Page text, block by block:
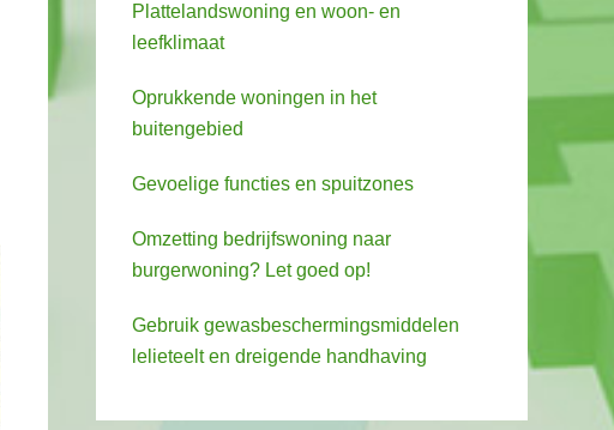
Plattelandswoning en woon- en
leefklimaat
Oprukkende woningen in het
buitengebied
Gevoelige functies en spuitzones
Omzetting bedrijfswoning naar
burgerwoning? Let goed op!
Gebruik gewasbeschermingsmiddelen
lelieteelt en dreigende handhaving